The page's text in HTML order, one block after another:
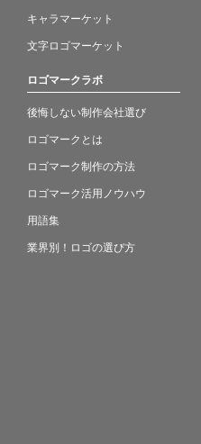
キャラマーケット
文字ロゴマーケット
ロゴマークラボ
後悔しない制作会社選び
ロゴマークとは
ロゴマーク制作の方法
ロゴマーク活用ノウハウ
用語集
業界別！ロゴの選び方